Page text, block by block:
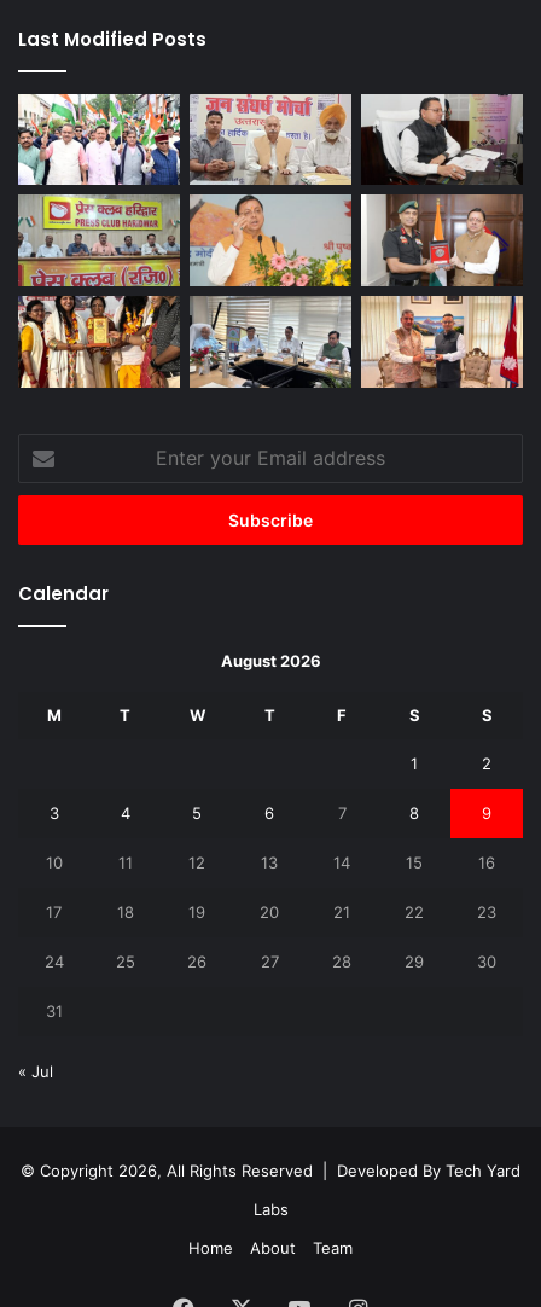
Last Modified Posts
your
Email
Calendar
August 2026
M T W T F S S
1 2
3 4 5 6 7 8 9
10 11 12 13 14 15 16
17 18 19 20 21 22 23
24 25 26 27 28 29 30
31
« Jul
© Copyright 2026, All Rights Reserved | Developed By Tech Yard
Labs
Home
About Team